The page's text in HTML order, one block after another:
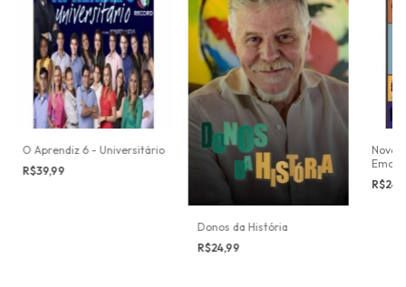
O Aprendiz 6 - Universitário
R$39,99
Donos da História
R$24,99